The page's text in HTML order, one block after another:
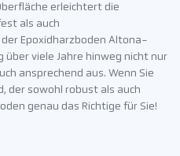
erleichtert die
als auch
Epoxidharzboden Altona-
über viele Jahre hinweg nicht nur
ansprechend aus. Wenn Sie
der sowohl robust als auch
genau das Richtige für Sie!